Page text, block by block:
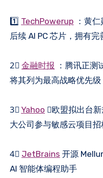
1️⃣ TechPowerup ：黄
后续 AI PC 芯片，拥有
2⃣️ 金融时报 ：腾讯正测
将其列为最高战略优先级
3⃣️ Yahoo ：欧盟拟出台
大公司参与敏感云项目招
4⃣️ JetBrains 开源
AI 智能体编程助手